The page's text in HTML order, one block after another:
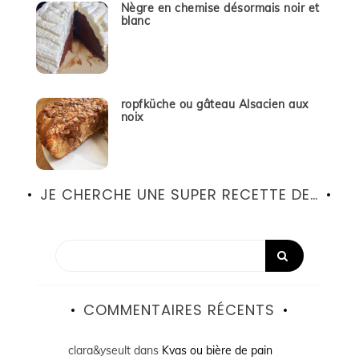
Nègre en chemise désormais noir et
blanc
ropfküche ou gâteau Alsacien aux
noix
JE CHERCHE UNE SUPER RECETTE DE…
COMMENTAIRES RÉCENTS
clara&yseultdans Kvas ou bière de pain